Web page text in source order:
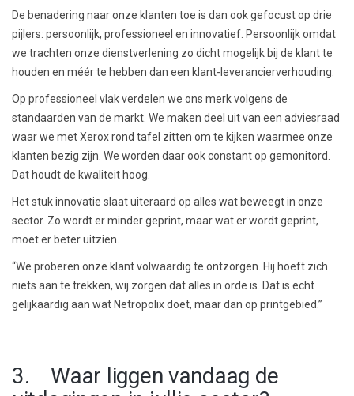
De benadering naar onze klanten toe is dan ook gefocust op drie
pijlers: persoonlijk, professioneel en innovatief. Persoonlijk omdat
we trachten onze dienstverlening zo dicht mogelijk bij de klant te
houden en méér te hebben dan een klant-leverancierverhouding.
Op professioneel vlak verdelen we ons merk volgens de
standaarden van de markt. We maken deel uit van een adviesraad
waar we met Xerox rond tafel zitten om te kijken waarmee onze
klanten bezig zijn. We worden daar ook constant op gemonitord.
Dat houdt de kwaliteit hoog.
Het stuk innovatie slaat uiteraard op alles wat beweegt in onze
sector. Zo wordt er minder geprint, maar wat er wordt geprint,
moet er beter uitzien.
“We proberen onze klant volwaardig te ontzorgen. Hij hoeft zich
niets aan te trekken, wij zorgen dat alles in orde is. Dat is echt
gelijkaardig aan wat Netropolix doet, maar dan op printgebied.”
3. Waar liggen vandaag de